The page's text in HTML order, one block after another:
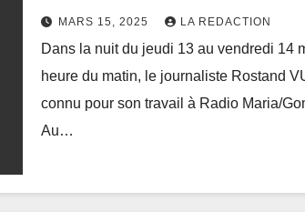
victime d’une attaque
domicile
MARS 15, 2025 LA REDACTION
Dans la nuit du jeudi 13 au vendredi 14
heure du matin, le journaliste Rostand
connu pour son travail à Radio Maria/
Au…